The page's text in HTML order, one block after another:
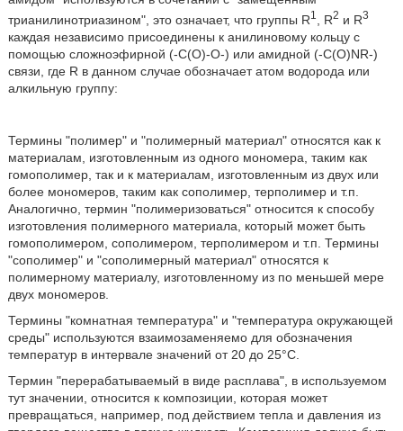
трианилинотриазином", это означает, что группы R1 , R2 и R3
каждая независимо присоединены к анилиновому кольцу с
помощью сложноэфирной (-С(О)-О-) или амидной (-C(O)NR-)
связи, где R в данном случае обозначает атом водорода или
алкильную группу:
Термины "полимер" и "полимерный материал" относятся как к
материалам, изготовленным из одного мономера, таким как
гомополимер, так и к материалам, изготовленным из двух или
более мономеров, таким как сополимер, терполимер и т.п.
Аналогично, термин "полимеризоваться" относится к способу
изготовления полимерного материала, который может быть
гомополимером, сополимером, терполимером и т.п. Термины
"сополимер" и "сополимерный материал" относятся к
полимерному материалу, изготовленному из по меньшей мере
двух мономеров.
Термины "комнатная температура" и "температура окружающей
среды" используются взаимозаменяемо для обозначения
температур в интервале значений от 20 до 25°C.
Термин "перерабатываемый в виде расплава", в используемом
тут значении, относится к композиции, которая может
превращаться, например, под действием тепла и давления из